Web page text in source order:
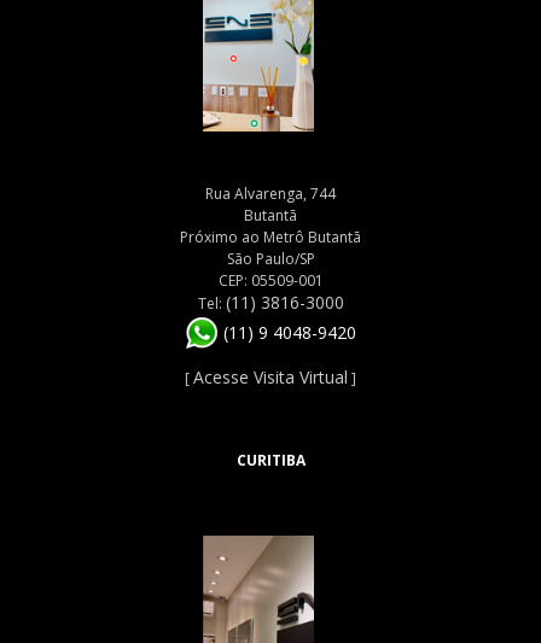
Rua Alvarenga, 744
Butantã
Próximo ao Metrô Butantã
São Paulo/SP
CEP: 05509-001
Tel: (11) 3816-3000
(11) 9 4048-9420
[Acesse Visita Virtual ]
CURITIBA